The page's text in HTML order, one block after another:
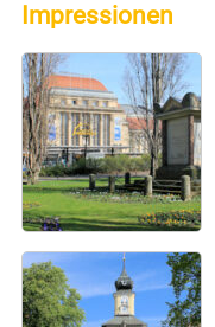
Impressionen